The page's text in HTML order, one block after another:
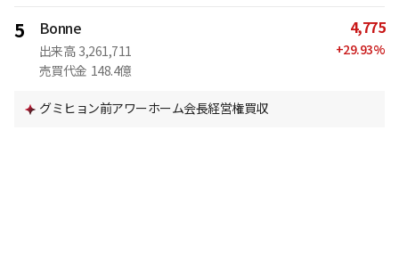
5 Bonne
出来高 3,261,711
売買代金 148.4億
4,775
+29.93%
グミヒョン前アワーホーム会長経営権買収